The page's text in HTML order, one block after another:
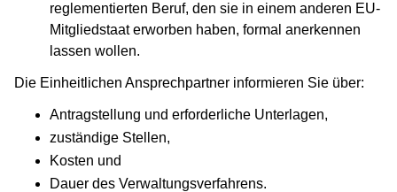
reglementierten Beruf, den sie in einem anderen EU-
Mitgliedstaat erworben haben, formal anerkennen
lassen wollen.
Die Einheitlichen Ansprechpartner informieren Sie über:
Antragstellung und erforderliche Unterlagen,
zuständige Stellen,
Kosten und
Dauer des Verwaltungsverfahrens.